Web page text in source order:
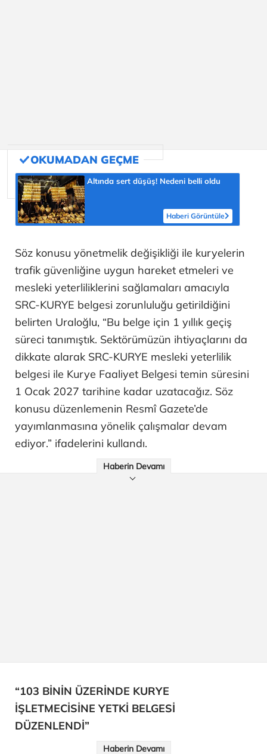
Altında sert düşüş! Nedeni belli oldu
Haberi Görüntüle
Söz konusu yönetmelik değişikliği ile kuryelerin
trafik güvenliğine uygun hareket etmeleri ve
mesleki yeterliliklerini sağlamaları amacıyla
SRC-KURYE belgesi zorunluluğu getirildiğini
belirten Uraloğlu, “Bu belge için 1 yıllık geçiş
süreci tanımıştık. Sektörümüzün ihtiyaçlarını da
dikkate alarak SRC-KURYE mesleki yeterlilik
belgesi ile Kurye Faaliyet Belgesi temin süresini
1 Ocak 2027 tarihine kadar uzatacağız. Söz
konusu düzenlemenin Resmî Gazete’de
yayımlanmasına yönelik çalışmalar devam
ediyor.” ifadelerini kullandı.
Haberin Devamı
“103 BİNİN ÜZERİNDE KURYE
İŞLETMECİSİNE YETKİ BELGESİ
DÜZENLENDİ”
Haberin Devamı